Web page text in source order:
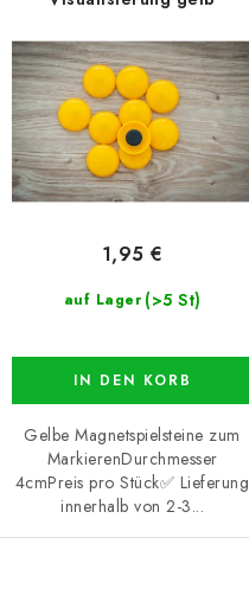
P
r
o
d
u
k
o
r
t
i
e
r
auf Lager (>5 St)
1,95 €
IN DEN KORB
Gelbe Magnetspielsteine zum
MarkierenDurchmesser
4cmPreis pro Stück✅ Lieferung
innerhalb von 2-3...